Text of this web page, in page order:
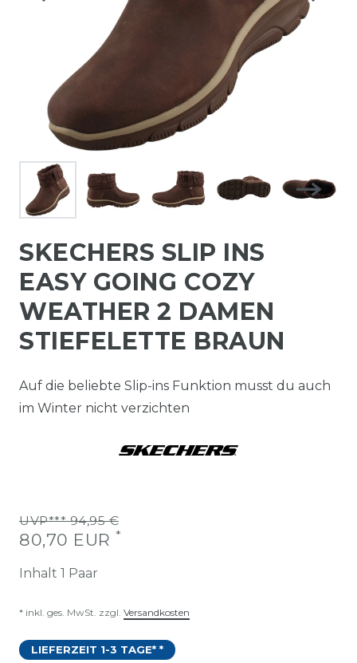
SKECHERS SLIP INS
EASY GOING COZY
WEATHER 2 DAMEN
STIEFELETTE BRAUN
Auf die beliebte Slip-ins Funktion musst du auch
im Winter nicht verzichten
UVP*** 94,95 €
80,70 EUR *
Inhalt 1 Paar
* inkl. ges. MwSt. zzgl. Versandkosten
LIEFERZEIT 1-3 TAGE* *